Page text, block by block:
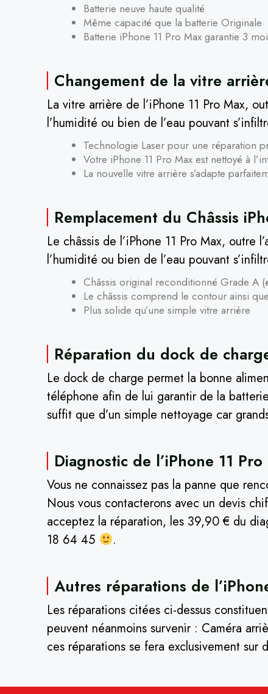
Batterie neuve haute qualité
Même capacité que la batterie Originale
Batterie iPhone 11 Pro Max garantie 3
Changement de la vitre
La vitre arrière de l’iPhone 11 Pro Max,
l’humidité ou bien de l’eau pouvant
Technologie Laser pour une réparation
Votre iPhone 11 Pro Max est nettoyé à
La nouvelle vitre arrière s’adapte
Remplacement du Châssis
Le châssis de l’iPhone 11 Pro Max,
l’humidité ou bien de l’eau pouvant
Châssis original reconditionné Grade A
Le châssis comprend le contour ainsi
Plus solide qu’une simple vitre arrière
Réparation du dock de
Le dock de charge permet la bonne
téléphone afin de lui garantir de la
suffit que d’un simple nettoyage car
Diagnostic de l’iPhone 11 Pro
Vous ne connaissez pas la panne que
Nous vous contacterons avec un devis
acceptez la réparation, les 39,90 € du
18 64 45
.
Autres réparations de
Les réparations citées ci-dessus
peuvent néanmoins survenir : Caméra
ces réparations se fera exclusivement